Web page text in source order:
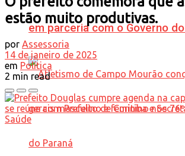
em parceria com o Governo
estão muito produtivas.
por Assessoria
14 de janeiro de 2025
em Política
2 min read